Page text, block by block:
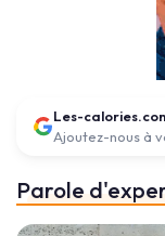
Les-
Ajoutez-nous à
Parole